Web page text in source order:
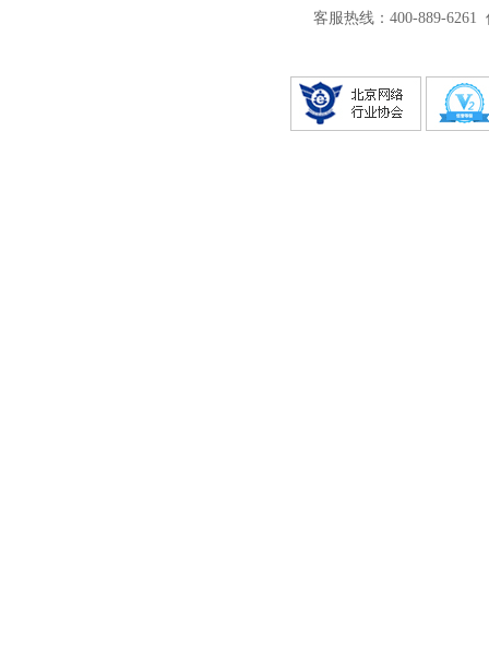
客服热线：400-889-6261